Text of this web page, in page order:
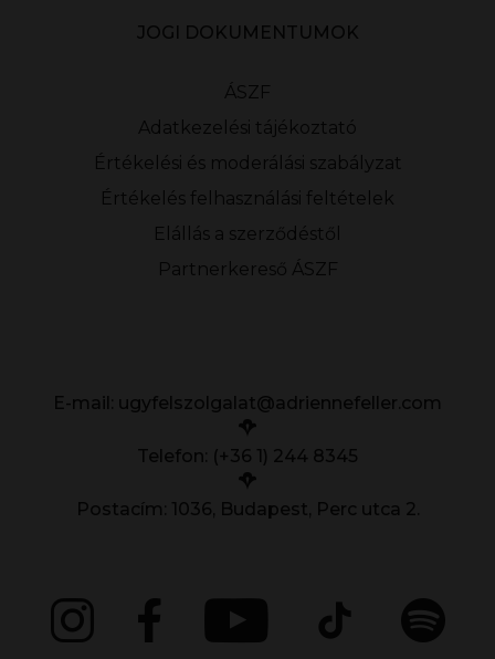
JOGI DOKUMENTUMOK
ÁSZF
Adatkezelési tájékoztató
Értékelési és moderálási szabályzat
Értékelés felhasználási feltételek
Elállás a szerződéstől
Partnerkereső ÁSZF
E-mail: ugyfelszolgalat@adriennefeller.com
Telefon: (+36 1) 244 8345
Postacím: 1036, Budapest, Perc utca 2.